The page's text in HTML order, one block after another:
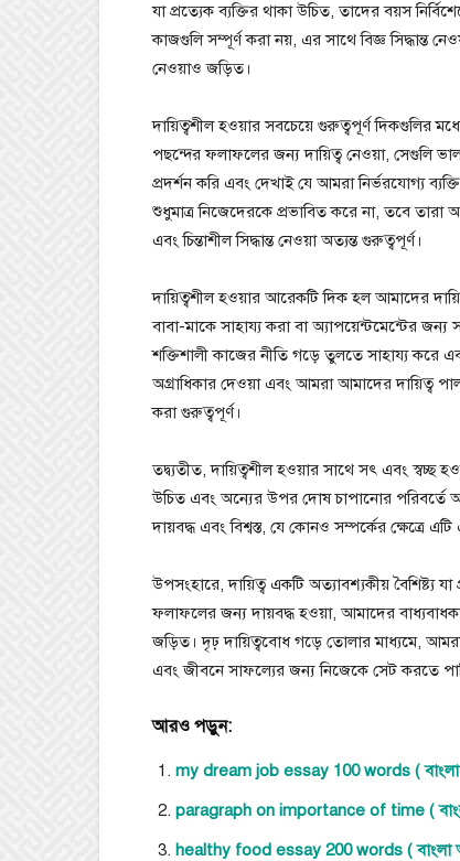
যা প্রত্যেক ব্যক্তির থাকা উচিত, তাদের বয়স
কাজগুলি সম্পূর্ণ করা নয়, এর সাথে বিজ্ঞ সিদ্ধান্ত
নেওয়াও জড়িত।
দায়িত্বশীল হওয়ার সবচেয়ে গুরুত্বপূর্ণ দিকগুলির
পছন্দের ফলাফলের জন্য দায়িত্ব নেওয়া, সেগুলি
প্রদর্শন করি এবং দেখাই যে আমরা নির্ভরযোগ্য
শুধুমাত্র নিজেদেরকে প্রভাবিত করে না, তবে
এবং চিন্তাশীল সিদ্ধান্ত নেওয়া অত্যন্ত গুরুত্বপূর্ণ।
দায়িত্বশীল হওয়ার আরেকটি দিক হল আমাদের
বাবা-মাকে সাহায্য করা বা অ্যাপয়েন্টমেন্টের
শক্তিশালী কাজের নীতি গড়ে তুলতে সাহায্য করে
অগ্রাধিকার দেওয়া এবং আমরা আমাদের দায়িত্ব
করা গুরুত্বপূর্ণ।
তদ্ব্যতীত, দায়িত্বশীল হওয়ার সাথে সৎ এবং
উচিত এবং অন্যের উপর দোষ চাপানোর পরিবর্তে
দায়বদ্ধ এবং বিশ্বস্ত, যে কোনও সম্পর্কের ক্ষেত্রে এটি
উপসংহারে, দায়িত্ব একটি অত্যাবশ্যকীয় বৈশিষ্ট্য
ফলাফলের জন্য দায়বদ্ধ হওয়া, আমাদের
জড়িত। দৃঢ় দায়িত্ববোধ গড়ে তোলার মাধ্যমে,
এবং জীবনে সাফল্যের জন্য নিজেকে সেট করতে
আরও পড়ুন:
my dream job essay 100 words ( বাংলা
paragraph on importance of time (
healthy food essay 200 words ( বাংলা